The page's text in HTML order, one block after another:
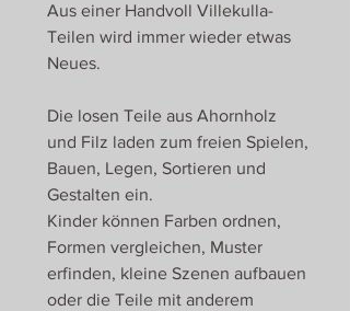
Aus einer Handvoll Villekulla-
Teilen wird immer wieder etwas
Neues.
Die losen Teile aus Ahornholz
und Filz laden zum freien Spielen,
Bauen, Legen, Sortieren und
Gestalten ein.
Kinder können Farben ordnen,
Formen vergleichen, Muster
erfinden, kleine Szenen aufbauen
oder die Teile mit anderem